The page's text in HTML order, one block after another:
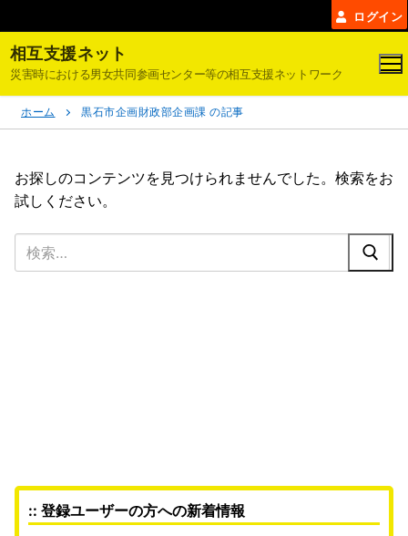
ン
テ
ン
ツ
へ
ログイン
相互支援ネット
災害時における男女共同参画センター等の相互支援ネットワーク
ホーム 黒石市企画財政部企画課 の記事
お探しのコンテンツを見つけられませんでした。検索をお
試しください。
索:
:: 登録ユーザーの方への新着情報